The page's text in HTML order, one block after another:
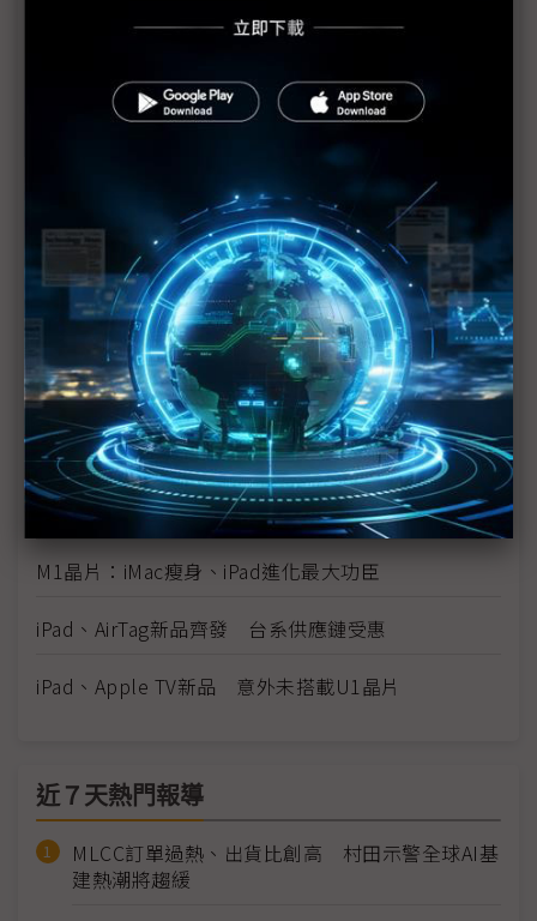
iPad Pro擁5G毫米波加Wi-Fi 6 AiP用量增日月光吃
蘋果新品AiP滲透率提升 台系載板廠樂見其成
iPad Pro規格提升 有利PCB供應鏈表現
蘋果Mini LED背光先行 OLED技術也不會落隊
迎接蘋果M1生態系 供應鏈準備好了嗎？
蘋果2年轉換CPU大步走 台積電5/3奈米衝刺踩油門
Mini LED iPad量產瓶頸打通 拉貨需求估500萬台
蘋果發表會新品匯總 iPad Pro讓對手看不到車尾燈
蘋果拚iPad兩成成長率 鴻海、仁寶忙翻天
M1晶片：iMac瘦身、iPad進化最大功臣
iPad、AirTag新品齊發 台系供應鏈受惠
iPad、Apple TV新品 意外未搭載U1晶片
近７天熱門報導
MLCC訂單過熱、出貨比創高 村田示警全球AI基
建熱潮將趨緩